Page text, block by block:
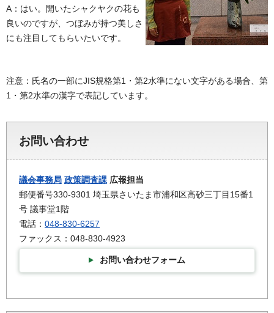
A：はい。開いたシャクヤクの花も
良いのですが、つぼみが持つ美しさ
にも注目してもらいたいです。
注意：氏名の一部にJIS規格第1・第2水準にない文字がある場合、第
1・第2水準の漢字で表記しています。
お問い合わせ
議会事務局 政策調査課 広報担当
郵便番号330-9301 埼玉県さいたま市浦和区高砂三丁目15番1
号 議事堂1階
電話： 048-830-6257
ファックス：048-830-4923
お問い合わせフォーム